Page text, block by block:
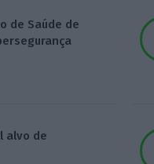
de Saúde de
alvo de